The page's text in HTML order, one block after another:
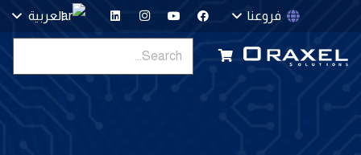
فروعنا العربية